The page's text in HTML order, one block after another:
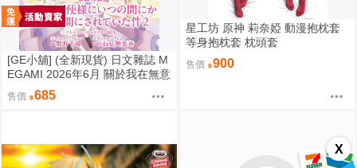
X
[GE小舖] (全新現貨) 日文雜誌 M
EGAMI 2026年6月 關於我在無意
間被隔壁的天使變成廢柴這件事
椎名真晝
售價 685
星工坊 原神 莉奈婭 動漫抱枕套
等身抱枕套 枕頭套
售價 900